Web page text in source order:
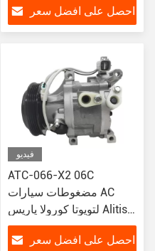
احصل على افضل سعر
فيديو
ATC-066-X2 06C
مضغوطات سيارات AC
لتويوتا كورولا ياريس Alitis
88320-52010
883205201
احصل على افضل سعر